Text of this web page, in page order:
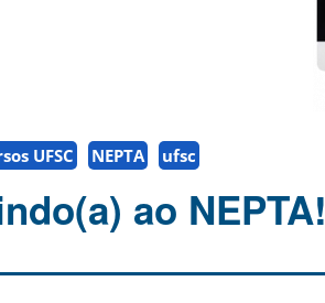
UFSC NEPTA ufsc
ao NEPTA!